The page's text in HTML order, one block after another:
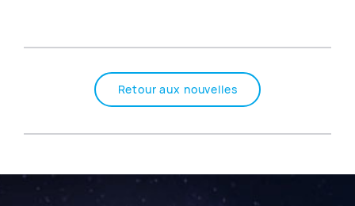
Retour aux nouvelles